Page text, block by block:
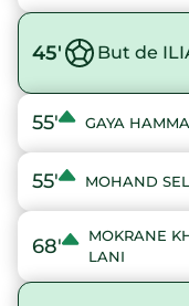
45' But de
55' GAYA
55' MOHAND
68'
MOKRANE
LANI